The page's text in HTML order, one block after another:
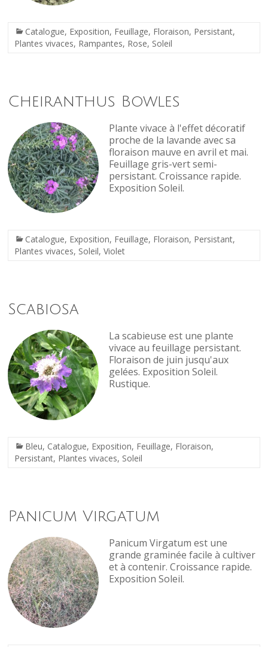
Catalogue, Exposition, Feuillage, Floraison, Persistant,
Plantes vivaces, Rampantes, Rose, Soleil
Cheiranthus Bowles
Plante vivace à l'effet décoratif
proche de la lavande avec sa
floraison mauve en avril et mai.
Feuillage gris-vert semi-
persistant. Croissance rapide.
Exposition Soleil.
Catalogue, Exposition, Feuillage, Floraison, Persistant,
Plantes vivaces, Soleil,Violet
Scabiosa
La scabieuse est une plante
vivace au feuillage persistant.
Floraison de juin jusqu'aux
gelées. Exposition Soleil.
Rustique.
Bleu, Catalogue, Exposition, Feuillage, Floraison,
Persistant, Plantes vivaces, Soleil
Panicum Virgatum
Panicum Virgatum est une
grande graminée facile à cultiver
et à contenir. Croissance rapide.
Exposition Soleil.